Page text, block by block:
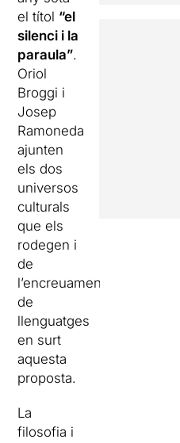
el títol “el
silenci i la
paraula”.
Oriol
Broggi i
Josep
Ramoneda
ajunten
els dos
universos
culturals
que els
rodegen i
de
l’encreuament
de
llenguatges
en surt
aquesta
proposta.
La
filosofia i